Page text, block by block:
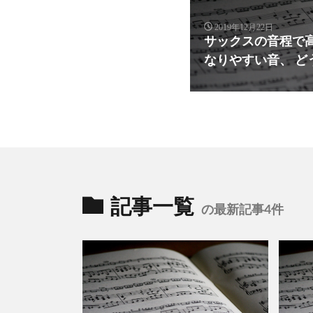
2019年12月22日
サックスの音程で
なりやすい音、 ど
記事一覧 の最新記事4件